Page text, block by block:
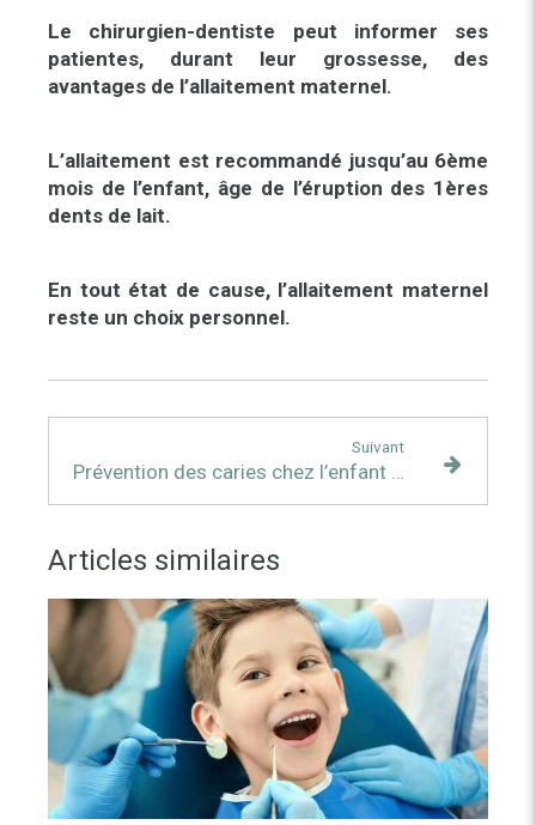
Le chirurgien-dentiste peut informer ses
patientes, durant leur grossesse, des
avantages de l’allaitement maternel.
L’allaitement est recommandé jusqu’au 6ème
mois de l’enfant, âge de l’éruption des 1ères
dents de lait.
En tout état de cause, l’allaitement maternel
reste un choix personnel.
Suivant
Prévention des caries chez l’enfant : le scellement des sillons
Articles similaires